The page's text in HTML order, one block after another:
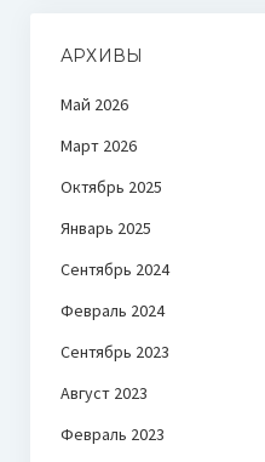
АРХИВЫ
Май 2026
Март 2026
Октябрь 2025
Январь 2025
Сентябрь 2024
Февраль 2024
Сентябрь 2023
Август 2023
Февраль 2023